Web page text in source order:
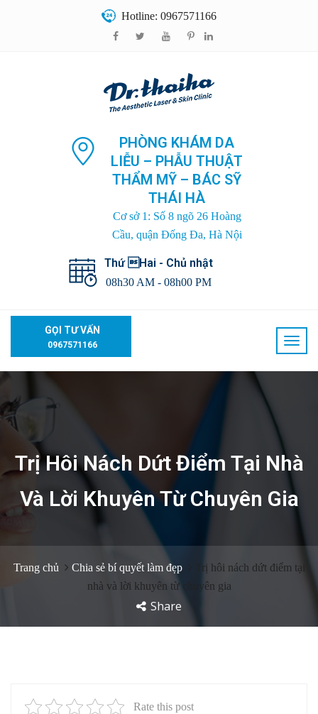
Hotline: 0967571166
PHÒNG KHÁM DA
LIỄU – PHẪU THUẬT
THẨM MỸ – BÁC SỸ
THÁI HÀ
Cơ sở 1: Số 8 ngõ 26 Hoàng
Cầu, quận Đống Đa, Hà Nội
Thứ Hai - Chủ nhật
08h30 AM - 08h00 PM
GỌI TƯ VẤN
0967571166
Trị Hôi Nách Dứt Điểm Tại Nhà
Và Lời Khuyên Từ Chuyên Gia
Trang chủ Chia sẻ bí quyết làm đẹp
Trị hôi nách dứt điểm tại
nhà và lời khuyên từ chuyên gia
Share
Rate this post